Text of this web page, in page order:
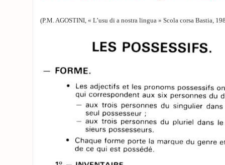
(P.M. AGOSTINI, « L’usu di a nostra lingua » Scola corsa Bastia,